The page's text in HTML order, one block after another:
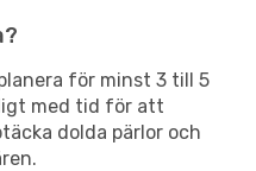
för minst 3 till 5
med tid för att
dolda pärlor och